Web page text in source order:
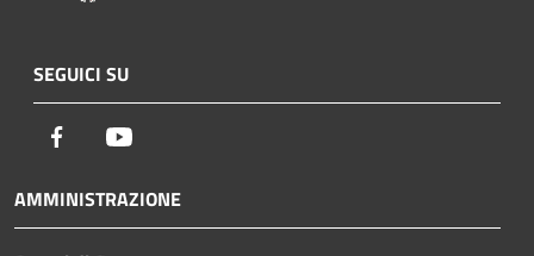
SEGUICI SU
Facebook
AMMINISTRAZIONE